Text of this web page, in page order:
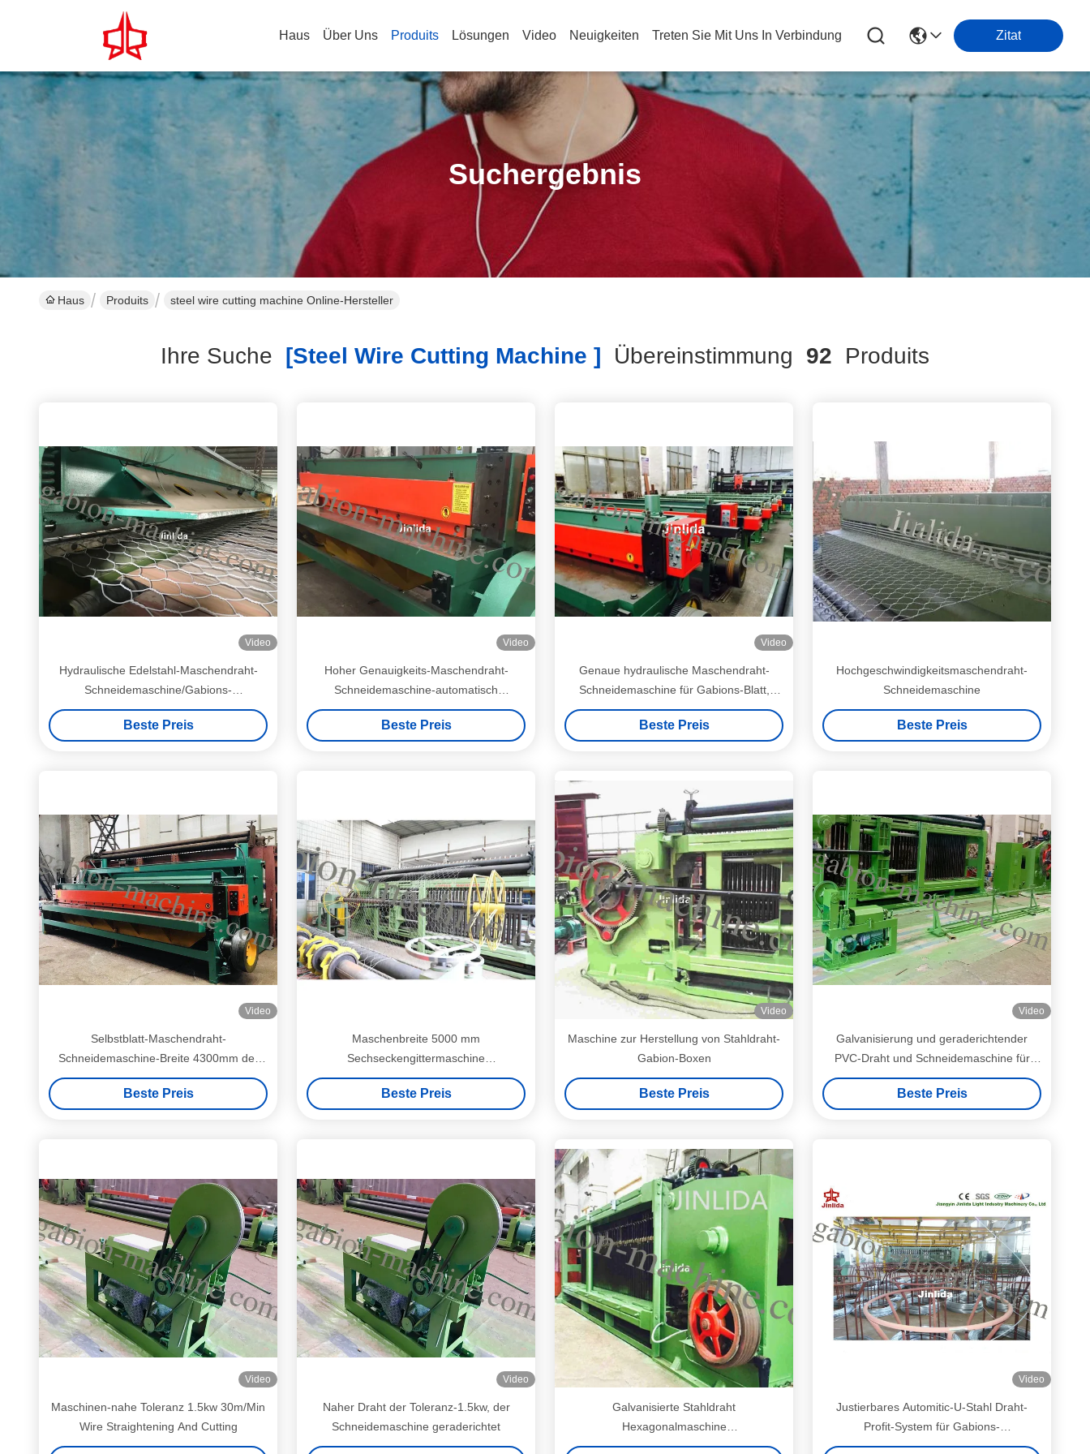
Haus Über Uns Produits Lösungen Video Neuigkeiten Treten Sie Mit Uns In Verbindung Zitat
Suchergebnis
Haus Produits steel wire cutting machine Online-Hersteller
Ihre Suche [steel Wire Cutting Machine ] Übereinstimmung 92 Produits
Video
Hydraulische Edelstahl-Maschendraht-
Schneidemaschine/Gabions-
Fertigungsstraße
Beste Preis
Video
Hoher Genauigkeits-Maschendraht-
Schneidemaschine-automatisch
quetschverbundener Maschendraht
Beste Preis
Video
Genaue hydraulische Maschendraht-
Schneidemaschine für Gabions-Blatt,
5.0mm maximaler Durchmesser
Beste Preis
Hochgeschwindigkeitsmaschendraht-
Schneidemaschine
Beste Preis
Video
Selbstblatt-Maschendraht-
Schneidemaschine-Breite 4300mm der
filetarbeits-7.5kw
Beste Preis
Maschenbreite 5000 mm
Sechseckengittermaschine
Geschwindigkeit 225 m pro Stunde
geeignet für die Herstellung von schweren
Beste Preis
Video
Maschine zur Herstellung von Stahldraht-
Gabion-Boxen
Beste Preis
Video
Galvanisierung und geraderichtender
PVC-Draht und Schneidemaschine für
4000mm Breite
Beste Preis
Video
Maschinen-nahe Toleranz 1.5kw 30m/Min
Wire Straightening And Cutting
Video
Naher Draht der Toleranz-1.5kw, der
Schneidemaschine geraderichtet
Galvanisierte Stahldraht
Hexagonalmaschine
Betriebstemperaturbereich -10°C bis 50°C
Video
Justierbares Automitic-U-Stahl Draht-
Profit-System für Gabions-
Fertigungsstraße